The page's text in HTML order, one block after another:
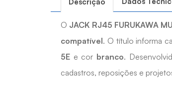
Descrição
O JACK RJ45 FURUKAWA
compatível. O título informa
5E e cor branco.
cadastros, reposições e